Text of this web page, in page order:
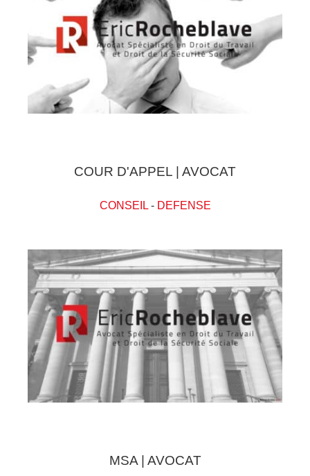
COUR D'APPEL | AVOCAT
CONSEIL- DEFENSE
MSA | AVOCAT